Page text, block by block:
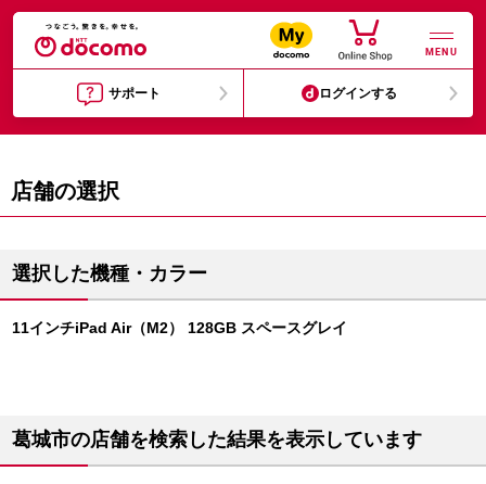
MENU
サポート ログインする
店舗の選択
選択した機種・カラー
11インチiPad Air（M2） 128GB スペースグレイ
葛城市の店舗を検索した結果を表示しています